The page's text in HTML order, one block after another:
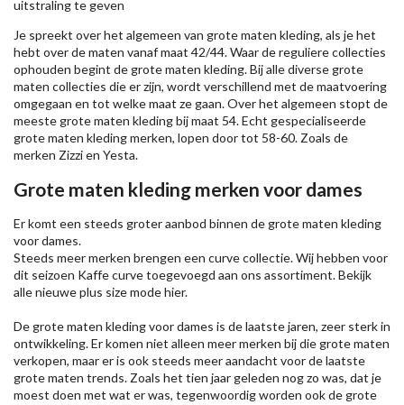
uitstraling te geven
Je spreekt over het algemeen van grote maten kleding, als je het
hebt over de maten vanaf maat 42/44. Waar de reguliere collecties
ophouden begint de grote maten kleding. Bij alle diverse grote
maten collecties die er zijn, wordt verschillend met de maatvoering
omgegaan en tot welke maat ze gaan. Over het algemeen stopt de
meeste grote maten kleding bij maat 54. Echt gespecialiseerde
grote maten kleding merken, lopen door tot 58-60. Zoals de
merken Zizzien Yesta.
Grote maten kleding merken voor dames
Er komt een steeds groter aanbod binnen de grote maten kleding
voor dames.
Steeds meer merken brengen een curve collectie. Wij hebben voor
dit seizoen Kaffecurve toegevoegd aan ons assortiment. Bekijk
alle nieuweplus size modehier.
De grote maten kleding voor dames is de laatste jaren, zeer sterk in
ontwikkeling. Er komen niet alleen meer merken bij die grote maten
verkopen, maar er is ook steeds meer aandacht voor de laatste
grote maten trends. Zoals het tien jaar geleden nog zo was, dat je
moest doen met wat er was, tegenwoordig worden ook de grote